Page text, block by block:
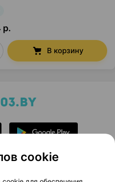
р.
В корзину
Новости проекта
cookie